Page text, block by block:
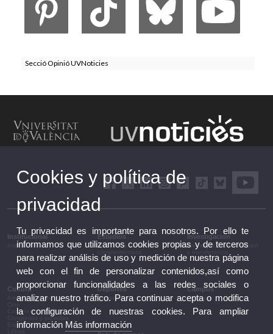
Secció Opinió UVNoticies
Institucional
Institucional
Estudios
Estudios y formación
Investigación
Investigación, innovación
Cultura
Artes escénicas
Conferencias y debates
Congresos y jornadas
Exposiciones
Deportes
Deportes
Campus
Campus
Cookies y política de
privacidad
Tu privacidad es importante para nosotros. Por ello te
informamos que utilizamos cookies propias y de terceros
para realizar análisis de uso y medición de nuestra página
web con el fin de personalizar contenidos,así como
proporcionar funcionalidades a las redes sociales o
analizar nuestro tráfico. Para continuar acepta o modifica
la configuración de nuestras cookies. Para ampliar
información Más información